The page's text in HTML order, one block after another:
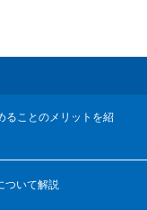
ることのメリットを紹
ついて解説